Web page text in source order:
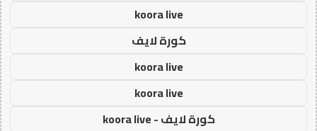
koora live
كورة لايف
koora live
koora live
كورة لايف - koora live